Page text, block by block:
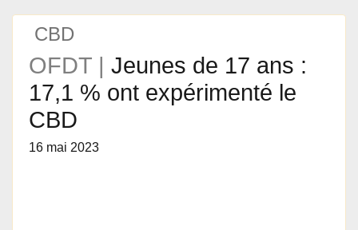
CBD
OFDT | Jeunes de 17 ans :
17,1 % ont expérimenté le
CBD
16 mai 2023